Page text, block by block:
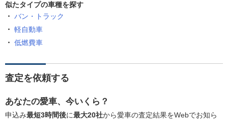
似たタイプの車種を探す
バン・トラック
軽自動車
低燃費車
査定を依頼する
あなたの愛車、今いくら？
申込み最短3時間後に最大20社から愛車の査定結果をWebでお知ら